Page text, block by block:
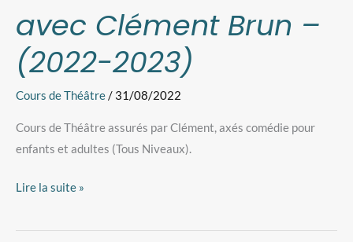
avec Clément Brun –
(2022-2023)
Cours de Théâtre/ 31/08/2022
Cours de Théâtre assurés par Clément, axés comédie pour
enfants et adultes (Tous Niveaux).
Lire la suite »